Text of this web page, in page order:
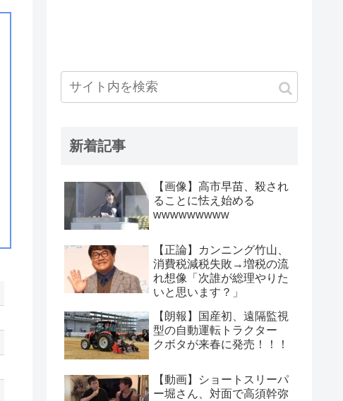
新着記事
【画像】高市早苗、殺され
ることに怯え始める
wwwwwwwww
【正論】カンニング竹山、
消費税減税失敗→増税の流
れ想像「次誰が総理やりた
いと思います？」
【朗報】国産初、遠隔監視
型の自動運転トラクター
クボタが来春に発売！！！
【動画】ショートスリーパ
ー堀さん、対面で高須幹弥